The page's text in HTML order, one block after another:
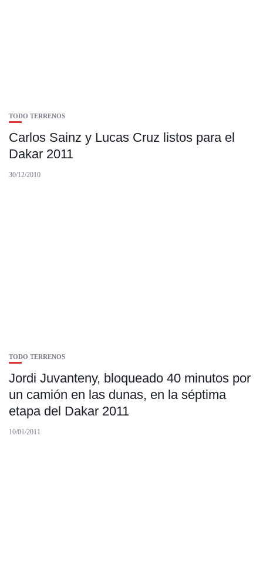
TODO TERRENOS
Carlos Sainz y Lucas Cruz listos para el
Dakar 2011
30/12/2010
TODO TERRENOS
Jordi Juvanteny, bloqueado 40 minutos por
un camión en las dunas, en la séptima
etapa del Dakar 2011
10/01/2011